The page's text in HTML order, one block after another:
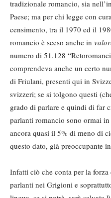
tradizionale romancio, sia
Paese; ma per chi legge con
censimento, tra il 1970 ed il
romancio è sceso anche in
numero di 51.128
comprendeva anche un certo
di Friulani, presenti qui in
svizzeri; se si tolgono questi
grado di parlare e quindi di far
parlanti romancio sono ormai
ancora quasi il 5% di meno di
questo dato, già preoccupante
Infatti ciò che conta per la
parlanti nei Grigioni e